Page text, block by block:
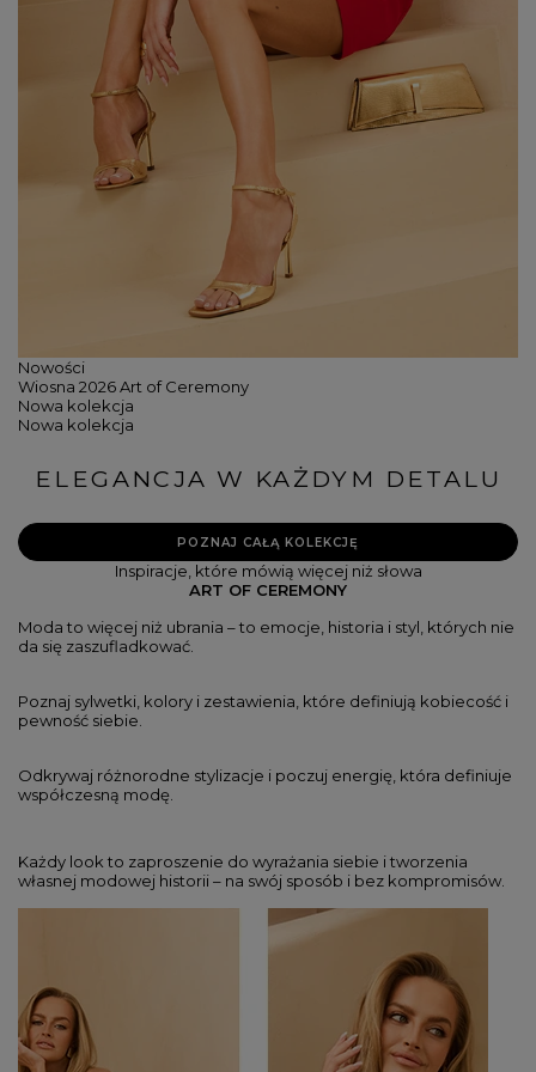
Nowości
Wiosna 2026Art of Ceremony
Nowa kolekcja
Nowa kolekcja
ELEGANCJA W KAŻDYM DETALU
POZNAJ CAŁĄ KOLEKCJĘ
Inspiracje, które mówią więcej niż słowa
ART OF CEREMONY
Moda to więcej niż ubrania – to emocje, historia i styl, których nie
da się zaszufladkować.
Poznaj sylwetki, kolory i zestawienia, które definiują kobiecość i
pewność siebie.
Odkrywaj różnorodne stylizacje i poczuj energię, która definiuje
współczesną modę.
Każdy look to zaproszenie do wyrażania siebie i tworzenia
własnej modowej historii – na swój sposób i bez kompromisów.